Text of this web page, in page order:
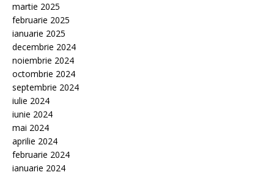
martie 2025
februarie 2025
ianuarie 2025
decembrie 2024
noiembrie 2024
octombrie 2024
septembrie 2024
iulie 2024
iunie 2024
mai 2024
aprilie 2024
februarie 2024
ianuarie 2024